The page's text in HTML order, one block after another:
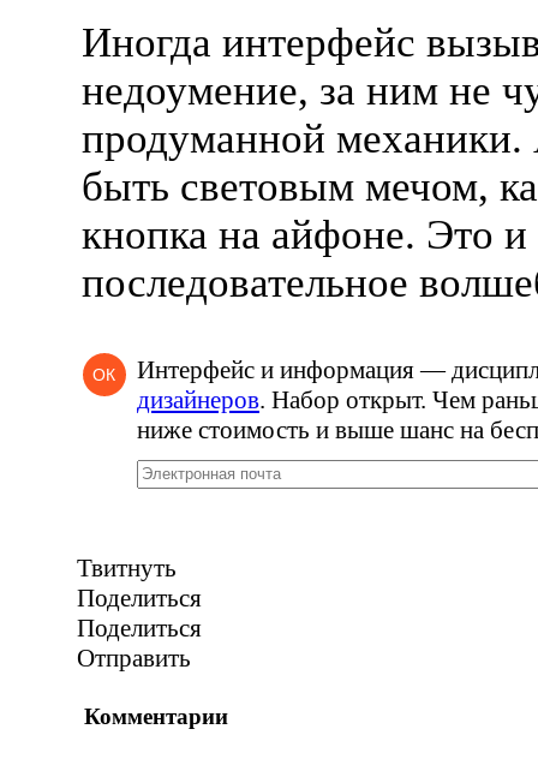
Иногда интерфейс
недоумение, за ним не
продуманной
быть световым мечом,
кнопка на айфоне. Это и
последовательное
ОК
Интерфейс и информация —
дизайнеров. Набор открыт. Чем
ниже стоимость и выше шанс на
Твитнуть
Поделиться
Поделиться
Отправить
Комментарии